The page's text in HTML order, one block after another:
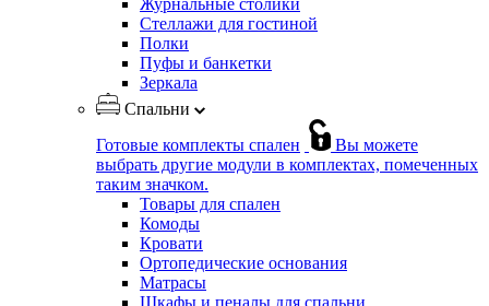
Стеллажи для гостиной
Полки
Пуфы и банкетки
Зеркала
Спальни
Готовые комплекты спален
Вы можете
выбрать другие модули в комплектах, помеченных
таким значком.
Товары для спален
Комоды
Кровати
Ортопедические основания
Матрасы
Шкафы и пеналы для спальни